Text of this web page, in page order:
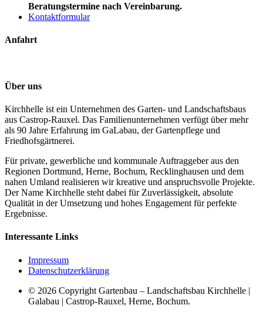
Beratungstermine nach Vereinbarung.
Kontaktformular
Anfahrt
Über uns
Kirchhelle ist ein Unternehmen des Garten- und Landschaftsbaus
aus Castrop-Rauxel. Das Familienunternehmen verfügt über mehr
als 90 Jahre Erfahrung im GaLabau, der Gartenpflege und
Friedhofsgärtnerei.
Für private, gewerbliche und kommunale Auftraggeber aus den
Regionen Dortmund, Herne, Bochum, Recklinghausen und dem
nahen Umland realisieren wir kreative und anspruchsvolle Projekte.
Der Name Kirchhelle steht dabei für Zuverlässigkeit, absolute
Qualität in der Umsetzung und hohes Engagement für perfekte
Ergebnisse.
Interessante Links
Impressum
Datenschutzerklärung
© 2026 Copyright Gartenbau – Landschaftsbau Kirchhelle |
Galabau | Castrop-Rauxel, Herne, Bochum.